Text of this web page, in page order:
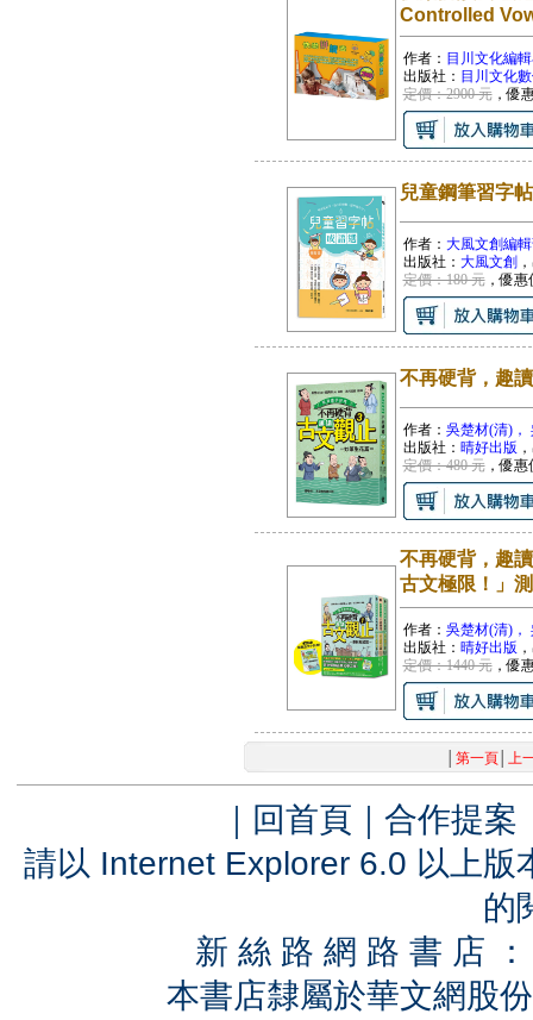
Controlled
作者： 目川文化編
出版社： 目川文化
定價：2900 元，優
兒童鋼筆習字
作者： 大風文創編
出版社： 大風文創
定價：180 元，優惠
不再硬背，趣
作者： 吳楚材(清)，
出版社： 晴好出版
定價：480 元，優惠
不再硬背，趣
古文極限！」
作者： 吳楚材(清)，
出版社： 晴好出版
定價：1440 元，優
第一頁│ 上
｜ 回首頁 ｜ 合作提案
請以 Internet Explorer 6.0 以上
的
新 絲 路 網 路 書 店
本書店隸屬於華文網股